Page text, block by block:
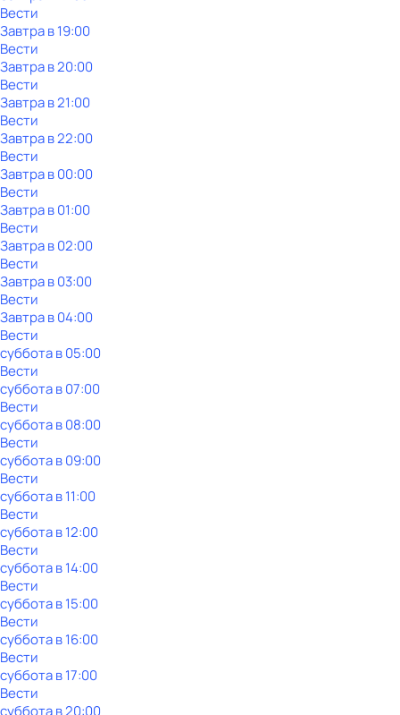
Вести
Завтра в 19:00
Вести
Завтра в 20:00
Вести
Завтра в 21:00
Вести
Завтра в 22:00
Вести
Завтра в 00:00
Вести
Завтра в 01:00
Вести
Завтра в 02:00
Вести
Завтра в 03:00
Вести
Завтра в 04:00
Вести
субботав05:00
Вести
субботав07:00
Вести
субботав08:00
Вести
субботав09:00
Вести
субботав11:00
Вести
субботав12:00
Вести
субботав14:00
Вести
субботав15:00
Вести
субботав16:00
Вести
субботав17:00
Вести
субботав20:00